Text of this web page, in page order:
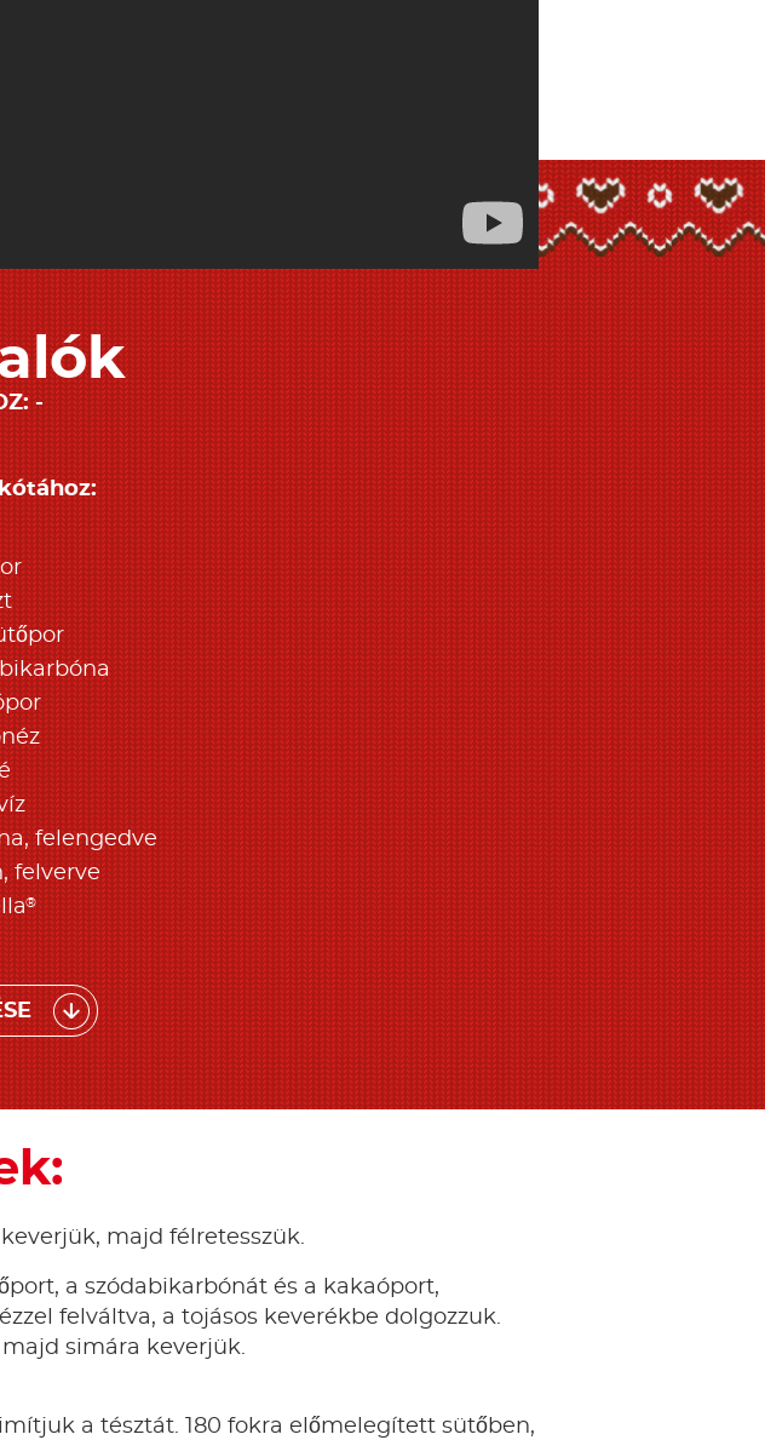
felengedve
felverve
®
majd félretesszük.
a szódabikarbónát és a kakaóport,
felváltva, a tojásos keverékbe dolgozzuk.
simára keverjük.
a tésztát. 180 fokra előmelegített sütőben,